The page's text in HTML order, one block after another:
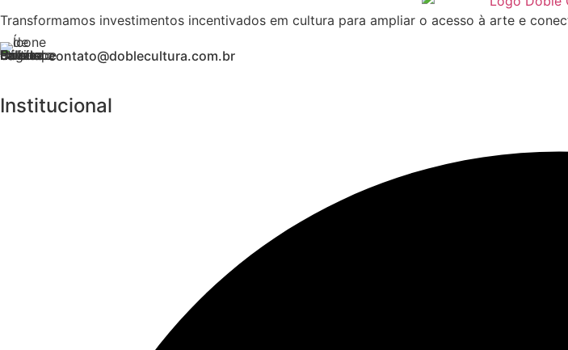
Transformamos investimentos incentivados em cultura para ampliar o acesso à arte e
contato@doblecultura.com.br
Institucional